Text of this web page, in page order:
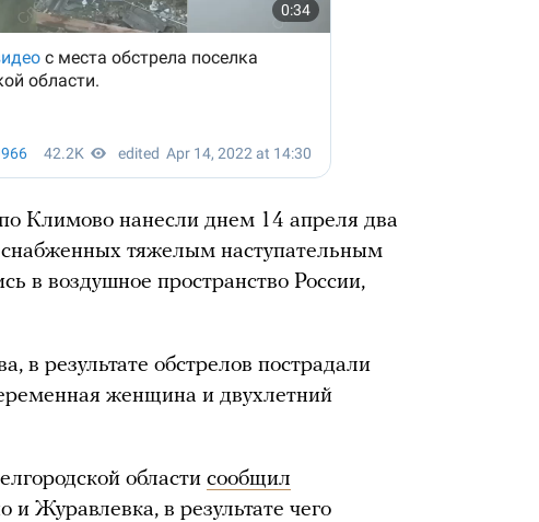
Климово нанесли днем 14 апреля два
снабженных тяжелым наступательным
в воздушное пространство России,
в результате обстрелов пострадали
женщина и двухлетний
области сообщил
Журавлевка, в результате чего